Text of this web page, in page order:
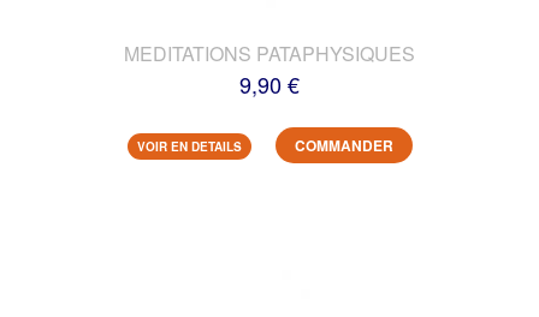
MEDITATIONS PATAPHYSIQUES
9,90 €
VOIR EN DETAILS COMMANDER